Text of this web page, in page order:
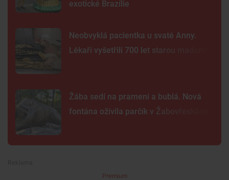
exotické Brazílie
Neobvyklá pacientka u svaté Anny.
Lékaři vyšetřili 700 let starou madonu
Žába sedí na prameni a bublá. Nová
fontána oživila parčík v Žabovřeskách
Premium